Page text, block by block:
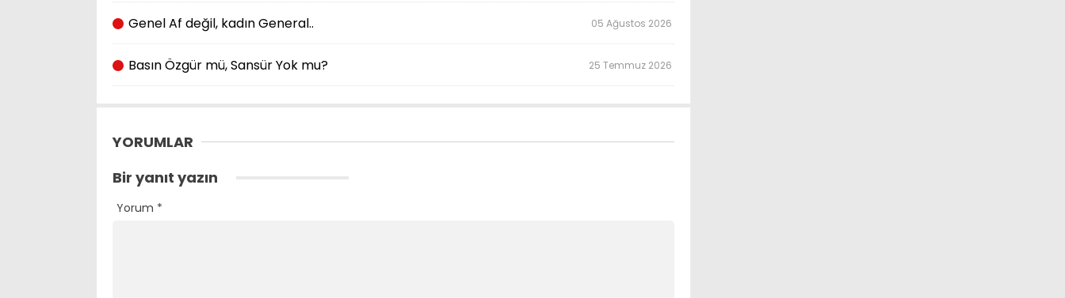
Genel Af değil, kadın General.. 05 Ağustos 2026
Basın Özgür mü, Sansür Yok mu? 25 Temmuz 2026
YORUMLAR
Bir yanıt yazın
Yorum *